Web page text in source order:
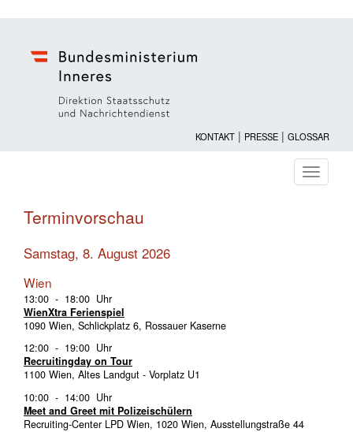
KONTAKT | PRESSE | GLOSSAR
ein-/
Terminvorschau
Samstag, 8. August 2026
Wien
13:00 - 18:00 Uhr
WienXtra Ferienspiel
1090 Wien, Schlickplatz 6, Rossauer Kaserne
12:00 - 19:00 Uhr
Recruitingday on Tour
1100 Wien, Altes Landgut - Vorplatz U1
10:00 - 14:00 Uhr
Meet and Greet mit Polizeischülern
Recruiting-Center LPD Wien, 1020 Wien, Ausstellungstraße 44